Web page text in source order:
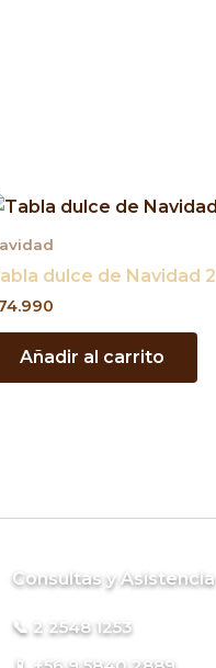
dulce de Navidad 2
Añadir al carrito
Consultas y Asistencia
📞 2 2548 1253